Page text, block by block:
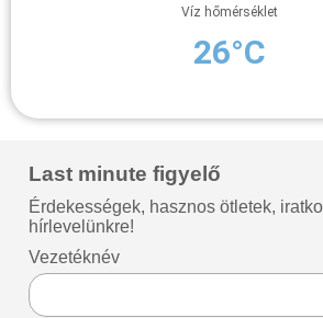
Víz hőmérséklet
26°C
Last minute figyelő
Érdekességek, hasznos ötletek,
hírlevelünkre!
Vezetéknév